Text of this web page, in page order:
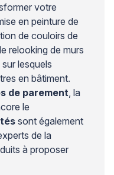
votre
en peinture de
de couloirs de
relooking de murs
lesquels
en bâtiment.
de parement , la
le
sont également
de la
à proposer